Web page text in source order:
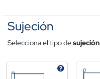
Sujeción
Selecciona el tipo desujeción